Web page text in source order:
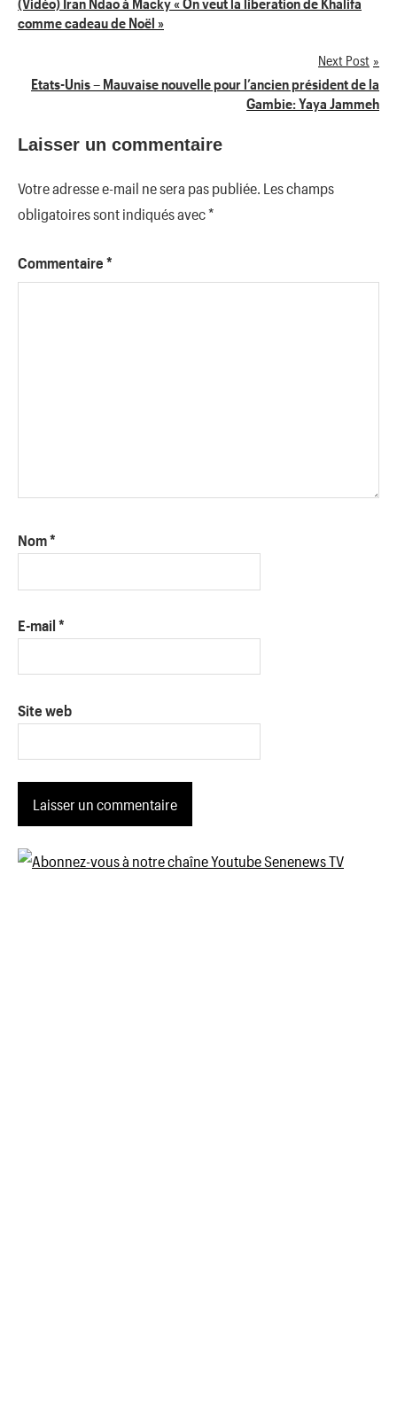
de
comme cadeau de Noël »
Next Post
Etats-Unis – Mauvaise nouvelle pour l’ancien président de la
Gambie: Yaya Jammeh
Laisser un commentaire
Votre adresse e-mail ne sera pas publiée. Les champs
obligatoires sont indiqués avec*
Commentaire *
Nom*
E-mail *
Site web